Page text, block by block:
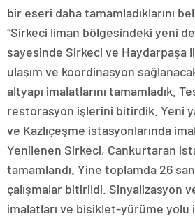
bir eseri daha tamamladıklarını
“Sirkeci liman bölgesindeki yeni
sayesinde Sirkeci ve Haydarpaşa
ulaşım ve koordinasyon
altyapı imalatlarını tamamladık.
restorasyon işlerini bitirdik. Yeni
ve Kazlıçeşme istasyonlarında
Yenilenen Sirkeci, Cankurtaran
tamamlandı. Yine toplamda 26
çalışmalar bitirildi. Sinyalizasyon
imalatları ve bisiklet-yürüme yolu